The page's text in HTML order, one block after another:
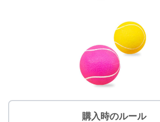
購入時のルール